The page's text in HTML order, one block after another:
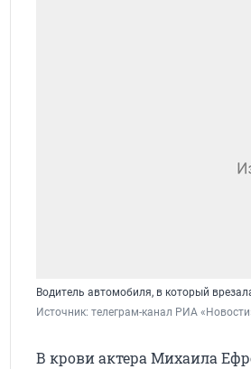
Водитель автомобиля, в который
Источник: телеграм-канал РИА
В крови актера Михаила